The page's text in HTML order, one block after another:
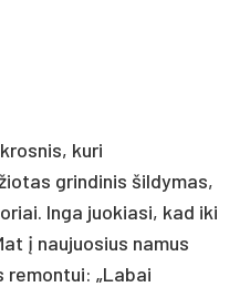
kuri
grindinis šildymas,
Inga juokiasi, kad iki
į naujuosius namus
„Labai